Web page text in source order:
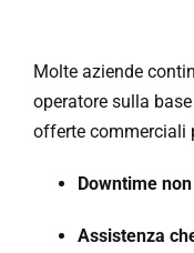
Molte aziende
operatore sulla
offerte commerciali
Downtime
Assistenza